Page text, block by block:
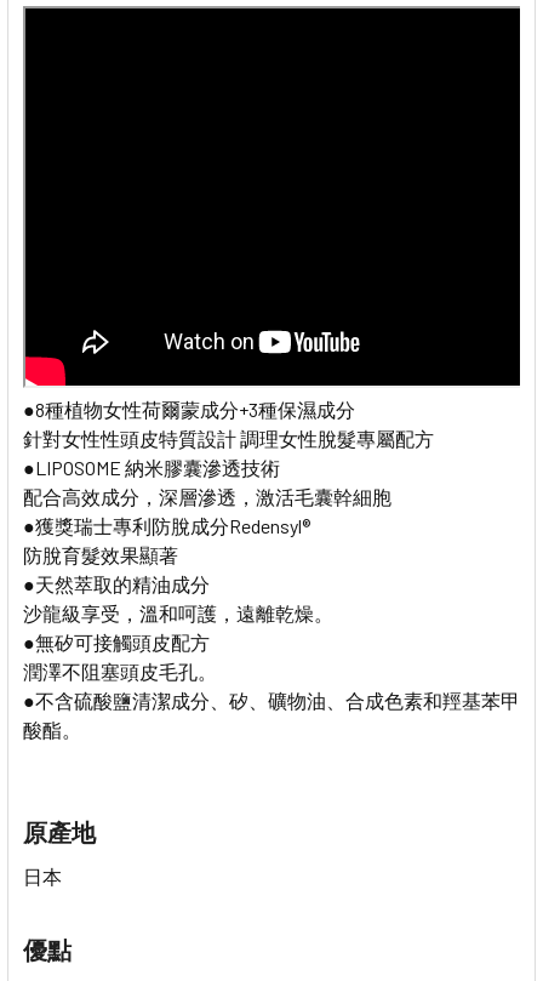
●8種植物女性荷爾蒙成分+3種保濕成分
針對女性性頭皮特質設計 調理女性脫髮專屬配方
●LIPOSOME 納米膠囊滲透技術
配合高效成分，深層滲透，激活毛囊幹細胞
●獲獎瑞士專利防脫成分Redensyl®
防脫育髮效果顯著
●天然萃取的精油成分
沙龍級享受，溫和呵護，遠離乾燥。
●無矽可接觸頭皮配方
潤澤不阻塞頭皮毛孔。
●不含硫酸鹽清潔成分、矽、礦物油、合成色素和羥基苯甲
酸酯。
原產地
日本
優點